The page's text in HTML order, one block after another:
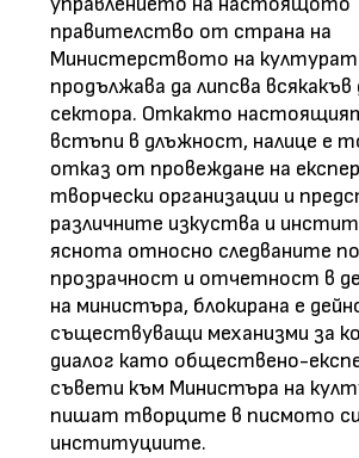
правителство от страна на
Министерството на
продължава да липсва всякакъв
сектора. Откакто
встъпи в длъжност, налице е
отказ от провеждане на
творчески организации и
различните изкуства и
яснота относно следваните
прозрачност и отчетност в
на министъра, блокирана е
съществуващи механизми за
диалог като обществено-
съвети към Министъра на
пишат творците в писмото
институциите.